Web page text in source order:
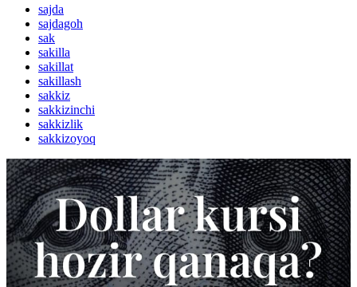
sajda
sajdagoh
sak
sakilla
sakillat
sakillash
sakkiz
sakkizinchi
sakkizlik
sakkizoyoq